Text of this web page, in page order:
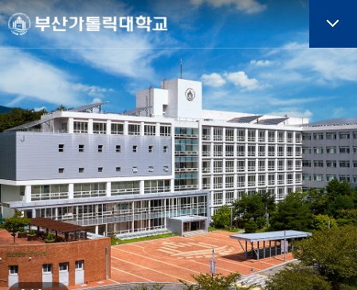
주메뉴로 가기
본문으로 가기
하단으로 가기